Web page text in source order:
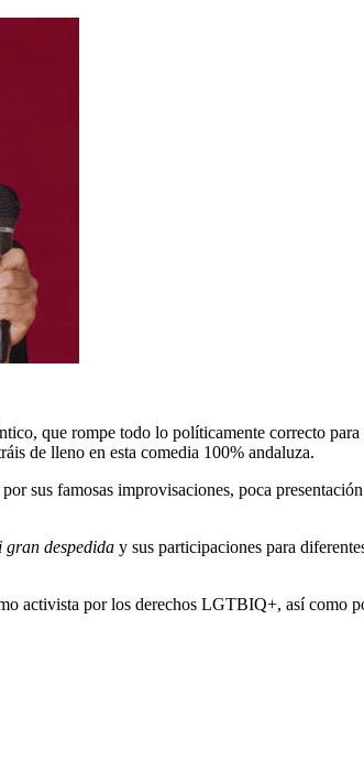
que rompe todo lo políticamente correcto
de lleno en esta comedia 100% andaluza.
sus famosas improvisaciones, poca
gran despedida y sus participaciones para
activista por los derechos LGTBIQ+, así como